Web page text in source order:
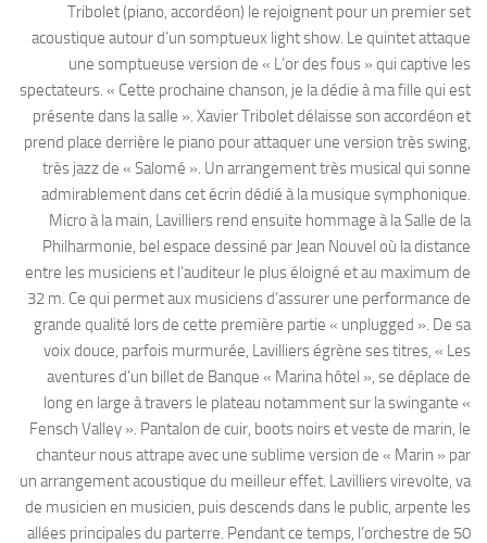
Tribolet (piano, accordéon) le rejoignent pour un premier set
acoustique autour d’un somptueux light show. Le quintet attaque
une somptueuse version de « L’or des fous » qui captive les
spectateurs. « Cette prochaine chanson, je la dédie à ma fille qui est
présente dans la salle ». Xavier Tribolet délaisse son accordéon et
prend place derrière le piano pour attaquer une version très swing,
très jazz de « Salomé ». Un arrangement très musical qui sonne
admirablement dans cet écrin dédié à la musique symphonique.
Micro à la main, Lavilliers rend ensuite hommage à la Salle de la
Philharmonie, bel espace dessiné par Jean Nouvel où la distance
entre les musiciens et l’auditeur le plus éloigné et au maximum de
32 m. Ce qui permet aux musiciens d’assurer une performance de
grande qualité lors de cette première partie « unplugged ». De sa
voix douce, parfois murmurée, Lavilliers égrène ses titres, « Les
aventures d’un billet de Banque « Marina hôtel », se déplace de
long en large à travers le plateau notamment sur la swingante «
Fensch Valley ». Pantalon de cuir, boots noirs et veste de marin, le
chanteur nous attrape avec une sublime version de « Marin » par
un arrangement acoustique du meilleur effet. Lavilliers virevolte, va
de musicien en musicien, puis descends dans le public, arpente les
allées principales du parterre. Pendant ce temps, l’orchestre de 50